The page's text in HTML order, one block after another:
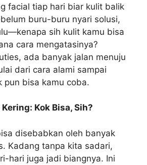
facial tiap hari biar kulit balik
buru-buru nyari solusi,
sih kulit kamu bisa
cara mengatasinya?
ada banyak jalan menuju
dari cara alami sampai
pun bisa kamu coba.
Kok Bisa, Sih?
disebabkan oleh banyak
Kadang tanpa kita sadari,
hari juga jadi biangnya. Ini